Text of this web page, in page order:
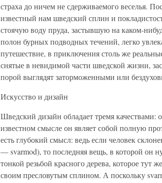
страха до ничем не сдерживаемого веселья.
известный нам шведский сплин и
стоячую воду пруда, застывшую на каком-
полон бурных подводных течений, легко
путешествие, в приключения столь же
снятые в невидимой части шведской жизни,
порой выглядят заторможенными или
Искусство и дизайн
Шведский дизайн обладает тремя
известном смысле он являет собой полную
есть глубокий смысл: ведь если человек
— svarmod), то последняя вещь, в которой он
тонкой резьбой красного дерева, которое тут
своим пресловутым сплином. А поскольку